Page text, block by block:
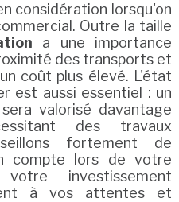
considération lorsqu'on
Outre la taille
a une importance
des transports et
coût plus élevé. L'état
est aussi essentiel : un
valorisé davantage
des travaux
fortement de
compte lors de votre
investissement
à vos attentes et